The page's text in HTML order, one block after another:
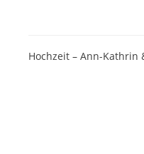
Hochzeit – Ann-Kathrin